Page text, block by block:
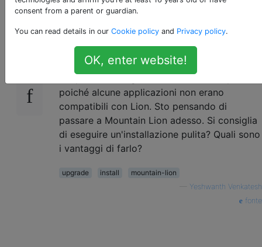
4
Ho installato Mac OS X Lion 10.7.4 nel mio
Macbook Pro. Quando ho eseguito
l'aggiornamento a Mac OS X Lion di Snow
Leopard, ho eseguito un'installazione pulita
poiché alcune applicazioni non erano
compatibili con Lion. Sto pensando di
passare a Mountain Lion adesso. Si consiglia
di eseguire un'installazione pulita? Quali sono
i vantaggi di farlo?
upgrade install
mountain-lion
Yeshwanth Venkatesh
fonte
consent from a parent or guardian.
You can read details in our Cookie policy and Privacy policy.
OK, enter website!